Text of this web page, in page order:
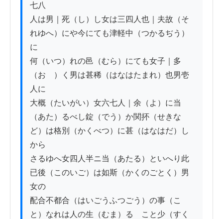
七八
人は男｜死（し）し女は三四人也｜夫故（そ
れゆへ）にや今にても津軽中（つかるぢう）
に
何（いつ）れの邑（むら）にても女子｜多
（おゝ）く男は甚稀（はなはたまれ）也男壱
人に
大概（たいがい）女六七人｜余（よ）に当
（あた）るべし錠（でう）か関抔（せきな
ど）は格別（かくべつ）に甚（はなはだ）し
から
さるゆへ女四人半ニ当（あたる）といへり此
已後（このいご）は如斯（かくのごとく）男
女の
配合不都合（はいごうふつごう）の事（こ
と）なれは人の生（むま）るゝこと少（すく